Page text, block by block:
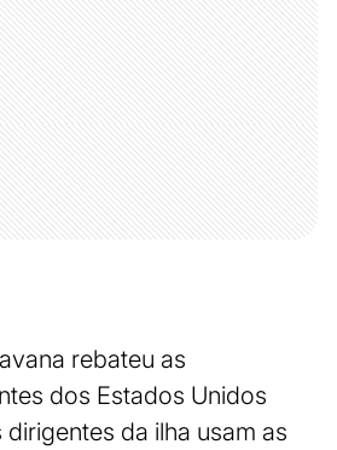
rebateu as
dos Estados Unidos
dirigentes da ilha usam as